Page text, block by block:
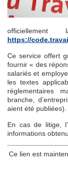
https://
Ce service offert
fournir « des
salariés et
les textes
réglementaires
branche,
aient été publiées).
En cas de litige,
informations
Ce lien est